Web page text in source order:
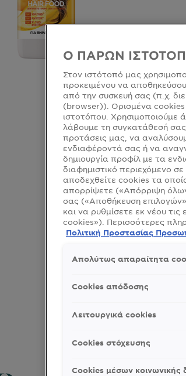
Ο ΠΑΡΩΝ
Στον ιστότοπό μας
προκειμένου να
από την συσκευή σας (π.χ.
(browser)). Ορισμένα cookies
ιστοτόπου. Χρησιμοποιούμε
λάβουμε τη συγκατάθεσή
προτάσεις μας, να
ενδιαφέροντά σας ή να
δημιουργία προφίλ με τα
διαφημιστικό περιεχόμενο
αποδεχθείτε cookies τα
απορρίψετε («Απόρριψη
σας («Αποθήκευση
και να ρυθμίσετε εκ νέου
cookies»). Περισσότερες
Πολιτική Προστασίας
Απολύτως απαραίτητα
Cookies απόδοσης
Λειτουργικά cookies
Cookies στόχευσης
Cookies μέσων κοινωνικής